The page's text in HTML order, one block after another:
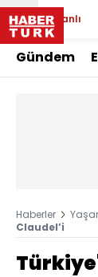
Canlı
Gündem
Haberler
Claudel’i